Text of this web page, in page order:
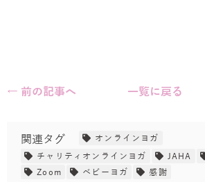
← 前の記事へ 一覧に戻る
関連タグ
オンラインヨガ
チャリティオンラインヨガ
JAHA
Zoom
ベビーヨガ 感謝